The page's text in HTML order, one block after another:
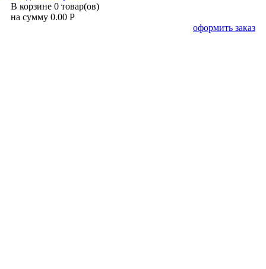
В корзине 0 товар(ов)
на сумму 0.00 Р
оформить заказ